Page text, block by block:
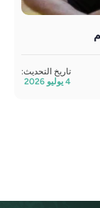
تاريخ التحديث: